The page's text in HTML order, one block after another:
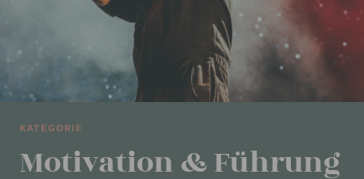
KATEGORIE
Motivation & Führung